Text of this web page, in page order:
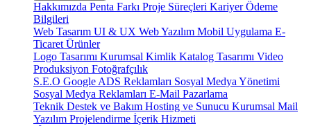
Hakkımızda Penta Farkı Proje Süreçleri KariyerÖdeme
Bilgileri
Web Tasarım UI & UX Web Yazılım Mobil Uygulama E-
Ticaret Ürünler
Logo Tasarımı Kurumsal Kimlik Katalog Tasarımı Video
Produksiyon Fotoğrafçılık
S.E.O Google ADS Reklamları Sosyal Medya Yönetimi
Sosyal Medya Reklamları E-Mail Pazarlama
Teknik Destek ve Bakım Hosting ve Sunucu Kurumsal Mail
Yazılım Projelendirme İçerik Hizmeti